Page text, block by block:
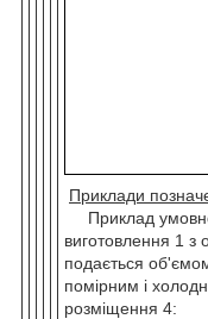
Приклади
Приклад
виготовлення 1
подається
помірним і
розміщення 4: